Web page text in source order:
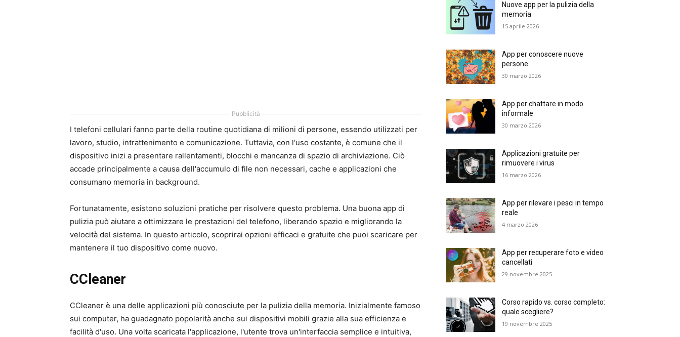
Pubblicità
I telefoni cellulari fanno parte della routine quotidiana di milioni di persone, essendo utilizzati per
lavoro, studio, intrattenimento e comunicazione. Tuttavia, con l'uso costante, è comune che il
dispositivo inizi a presentare rallentamenti, blocchi e mancanza di spazio di archiviazione. Ciò
accade principalmente a causa dell'accumulo di file non necessari, cache e applicazioni che
consumano memoria in background.
Fortunatamente, esistono soluzioni pratiche per risolvere questo problema. Una buona app di
pulizia può aiutare a ottimizzare le prestazioni del telefono, liberando spazio e migliorando la
velocità del sistema. In questo articolo, scoprirai opzioni efficaci e gratuite che puoi scaricare per
mantenere il tuo dispositivo come nuovo.
CCleaner
CCleaner è una delle applicazioni più conosciute per la pulizia della memoria. Inizialmente famoso
sui computer, ha guadagnato popolarità anche sui dispositivi mobili grazie alla sua efficienza e
facilità d'uso. Una volta scaricata l'applicazione, l'utente trova un'interfaccia semplice e intuitiva,
Nuove app per la pulizia della
memoria
15 aprile 2026
App per conoscere nuove
persone
30 marzo 2026
App per chattare in modo
informale
30 marzo 2026
Applicazioni gratuite per
rimuovere i virus
16 marzo 2026
App per rilevare i pesci in tempo
reale
4 marzo 2026
App per recuperare foto e video
cancellati
29 novembre 2025
Corso rapido vs. corso completo:
quale scegliere?
19 novembre 2025